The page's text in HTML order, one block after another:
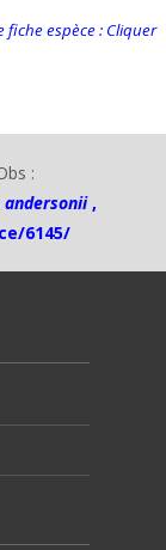
espèce : Cliquer
:
andersonii,
6145/